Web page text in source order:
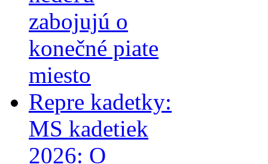
zabojujú o
konečné piate
miesto
Repre kadetky:
MS kadetiek
2026: O